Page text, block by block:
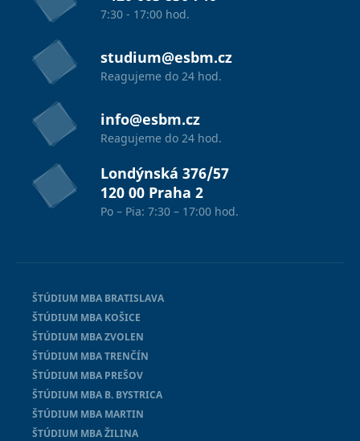
7:30 - 17:00 hod.
studium@esbm.cz
Reagujeme do 24 hod.
info@esbm.cz
Reagujeme do 24 hod.
Londýnská 376/57
120 00 Praha 2
Po – Pia: 7:30 – 17:00 hod.
ŠTÚDIUM MBA BRATISLAVA
ŠTÚDIUM MBA KOŠICE
ŠTÚDIUM MBA ZVOLEN
ŠTÚDIUM MBA TRENČÍN
ŠTÚDIUM MBA PREŠOV
ŠTÚDIUM MBA B. BYSTRICA
ŠTÚDIUM MBA MARTIN
ŠTÚDIUM MBA ŽILINA